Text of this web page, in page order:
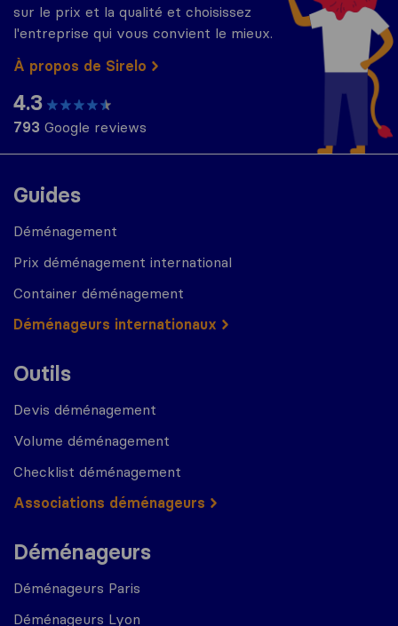
Guides
Déménagement
Prix déménagement international
Container déménagement
Déménageurs internationaux
Outils
Devis déménagement
Volume déménagement
Checklist déménagement
Associations déménageurs
Déménageurs
Déménageurs Paris
Déménageurs Lyon
sur le prix et la qualité et choisissez
l'entreprise qui vous convient le mieux.
À propos de Sirelo
4.3
793 Google reviews